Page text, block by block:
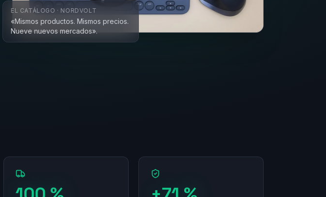
EL CATÁLOGO · NORDVOLT
«Mismos productos. Mismos precios.
Nueve nuevos mercados».